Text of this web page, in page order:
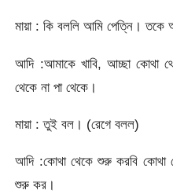
মায়া : কি বললি আমি পেত্নি।
আদি :আমাকে খাবি, আচ্ছা কোথা
থেকে না পা থেকে।
মায়া : তুই বল। (রেগে বলল)
আদি :কোথা থেকে শুরু করবি
শুরু কর।